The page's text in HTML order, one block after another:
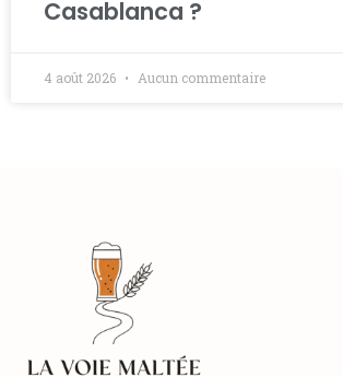
Casablanca ?
4 août 2026 Aucun commentaire